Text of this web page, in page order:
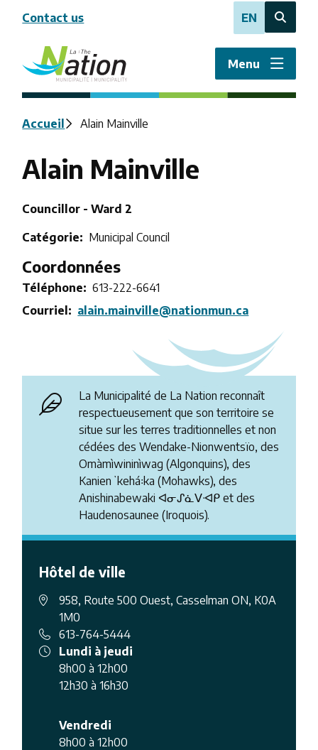
contenu
principal
Contact us EN
Open
search
form
Menu
Fil
d'Ariane
Accueil Alain Mainville
Alain Mainville
Title
Councillor - Ward 2
Catégorie
Municipal Council
Coordonnées
Téléphone
613-222-6641
Courriel
alain.mainville@nationmun.ca
La Municipalité de La Nation reconnaît
respectueusement que son territoire se
situe sur les terres traditionnelles et non
cédées des Wendake-Nionwentsïo, des
Omàmìwininìwag (Algonquins), des
Kanienʼkehá꞉ka (Mohawks), des
Anishinabewaki ᐊᓂᔑᓈᐯᐗᑭ et des
Haudenosaunee (Iroquois).
Hôtel de ville
958, Route 500 Ouest, Casselman ON, K0A
1M0
613-764-5444
Lundi à jeudi
8h00 à 12h00
12h30 à 16h30
Vendredi
8h00 à 12h00